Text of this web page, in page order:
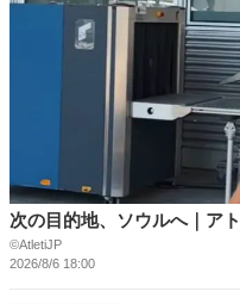
次の目的地、ソウルへ｜ア
©️AtletiJP
2026/8/6 18:00